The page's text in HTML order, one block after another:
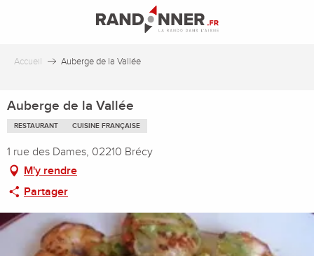
principal
Accueil Auberge de la Vallée
Auberge de la Vallée
RESTAURANT CUISINE FRANÇAISE
1 rue des Dames, 02210 Brécy
M'y rendre
Partager